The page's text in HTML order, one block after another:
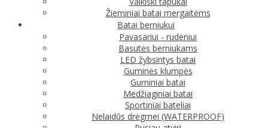
Žieminiai batai mergaitėms
Batai berniukui
Pavasariui - rudeniui
Basutės berniukams
LED žybsintys batai
Guminės klumpės
Guminiai batai
Medžiaginiai batai
Sportiniai bateliai
Nelaidūs drėgmei (WATERPROOF)